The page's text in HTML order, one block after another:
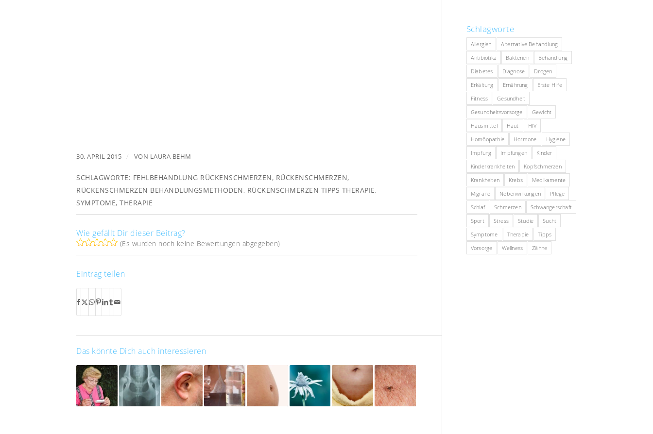
30. APRIL 2015 / VON LAURA BEHM
SCHLAGWORTE: FEHLBEHANDLUNG RÜCKENSCHMERZEN, RÜCKENSCHMERZEN,
RÜCKENSCHMERZEN BEHANDLUNGSMETHODEN, RÜCKENSCHMERZEN TIPPS THERAPIE,
SYMPTOME, THERAPIE
Wie gefällt Dir dieser Beitrag?
(Es wurden noch keine Bewertungen abgegeben)
Eintrag teilen
Das könnte Dich auch interessieren
Schlagworte
Allergien
Alternative Behandlung
Antibiotika
Bakterien
Behandlung
Diabetes
Diagnose
Drogen
Erkältung
Ernährung
Erste Hilfe
Fitness
Gesundheit
Gesundheitsvorsorge
Gewicht
Hausmittel
Haut
HIV
Homöopathie
Hormone
Hygiene
Impfung
Impfungen
Kinder
Kinderkrankheiten
Kopfschmerzen
Krankheiten
Krebs
Medikamente
Migräne
Nebenwirkungen
Pflege
Schlaf
Schmerzen
Schwangerschaft
Sport
Stress Studie
Sucht
Symptome
Therapie
Tipps
Vorsorge
Wellness Zähne